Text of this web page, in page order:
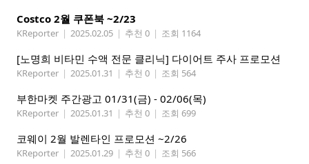
Costco 2월 쿠폰북 ~2/23
KReporter | 2025.02.05 | 추천 0 | 조회 1164
[노명희 비타민 수액 전문 클리닉] 다이어트 주사 프로모션
KReporter | 2025.01.31 | 추천 0 | 조회 564
부한마켓 주간광고 01/31(금) - 02/06(목)
KReporter | 2025.01.31 | 추천 0 | 조회 699
코웨이 2월 발렌타인 프로모션 ~2/26
KReporter | 2025.01.29 | 추천 0 | 조회 566